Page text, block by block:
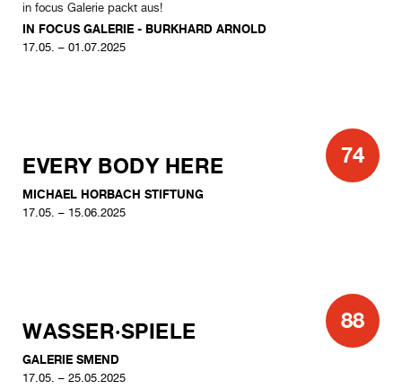
in focus Galerie packt aus!
IN FOCUS GALERIE - BURKHARD ARNOLD
17.05. – 01.07.2025
74
EVERY BODY HERE
MICHAEL HORBACH STIFTUNG
17.05. – 15.06.2025
88
WASSER·SPIELE
GALERIE SMEND
17.05. – 25.05.2025